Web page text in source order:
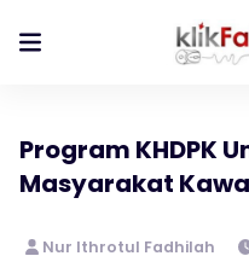
Program KHDPK
Masyarakat
Nur Ithrotul Fadhilah